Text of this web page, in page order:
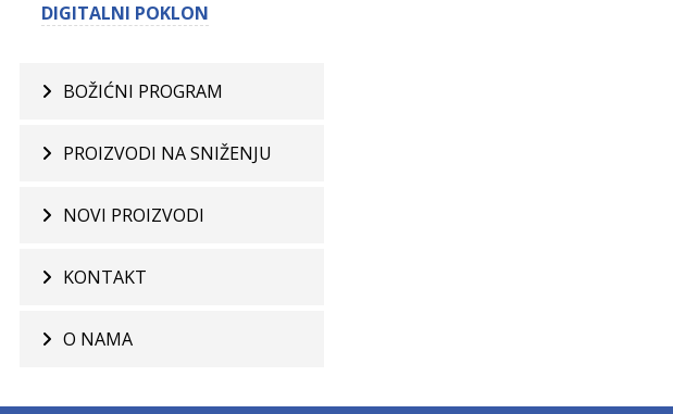
DIGITALNI POKLON
BOŽIĆNI PROGRAM
PROIZVODI NA SNIŽENJU
NOVI PROIZVODI
KONTAKT
O NAMA